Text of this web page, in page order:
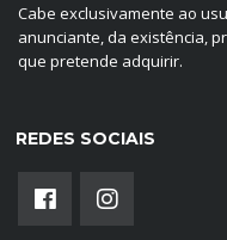
Cabe exclusivamente ao
anunciante, da existência,
que pretende adquirir.
REDES SOCIAIS